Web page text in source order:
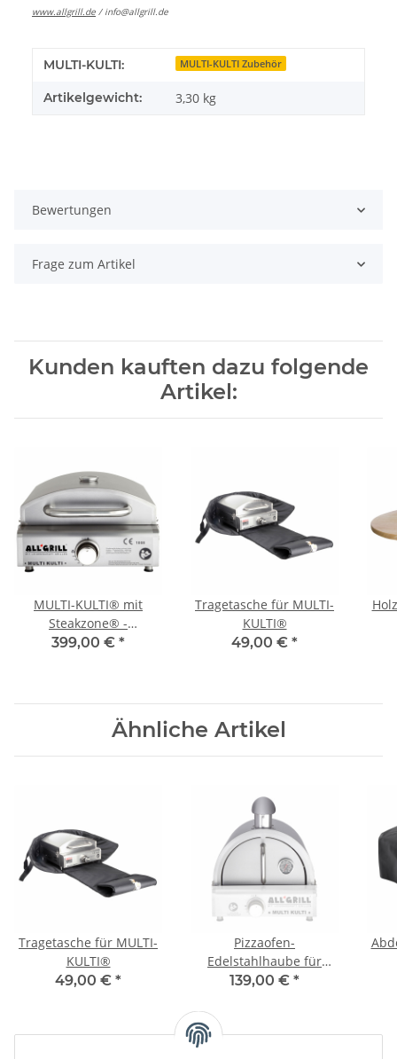
www.allgrill.de / info@allgrill.de
MULTI-KULTI: MULTI-KULTI Zubehör
Artikelgewicht: 3,30 kg
Bewertungen
Frage zum Artikel
Kunden kauften dazu folgende
Artikel:
MULTI-KULTI® mit
Steakzone® -
Keramikbrenner und
399,00 € *
Tragetasche für MULTI-
KULTI®
49,00 € *
Ähnliche Artikel
Tragetasche für MULTI-
KULTI®
49,00 € *
Pizzaofen-
Edelstahlhaube für
MULTI-KULTI®
139,00 € *